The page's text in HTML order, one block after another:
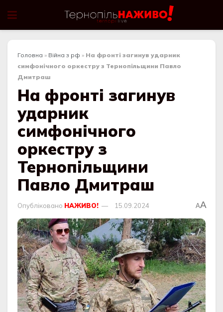
Головна » Війна з рф » На фронті загинув ударник
симфонічного оркестру з Тернопільщини Павло
Дмитраш
На фронті загинув
ударник
симфонічного
оркестру з
Тернопільщини
Павло Дмитраш
Опубліковано НАЖИВО! 15.09.2024 AA